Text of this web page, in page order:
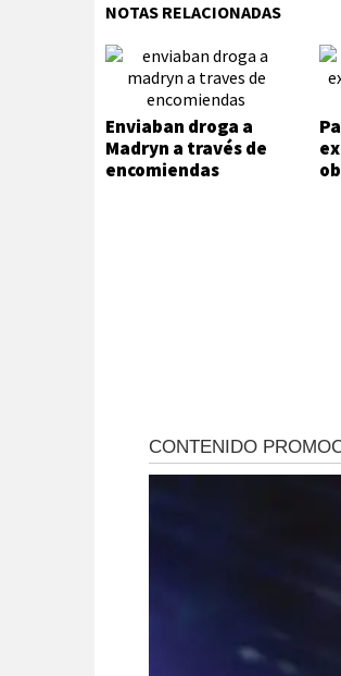
NOTAS RELACIONADAS
Enviaban droga a
Madryn a través de
encomiendas